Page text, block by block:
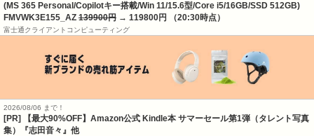
(MS 365 Personal/Copilotキー搭載/Win 11/15.6型/Core i5/16GB/SSD 512GB)
FMVWK3E155_AZ 139900円 → 119800円 （20:30時点）
富士通クライアントコンピューティング
2026/08/06 まで！
[PR]
【最大90%OFF】Amazon公式 Kindle本 サマーセール第1弾（タレント写真
集）『志田音々』他